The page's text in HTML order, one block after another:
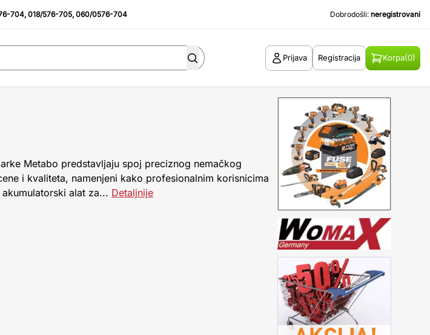
704,018/576-705,060/0576-704 Dobrodošli: neregistrovani
Prijava Registracija Korpa(0)
Metabo predstavljaju spoj preciznog nemačkog
i kvaliteta, namenjeni kako profesionalnim korisnicima
alat za... Detaljnije